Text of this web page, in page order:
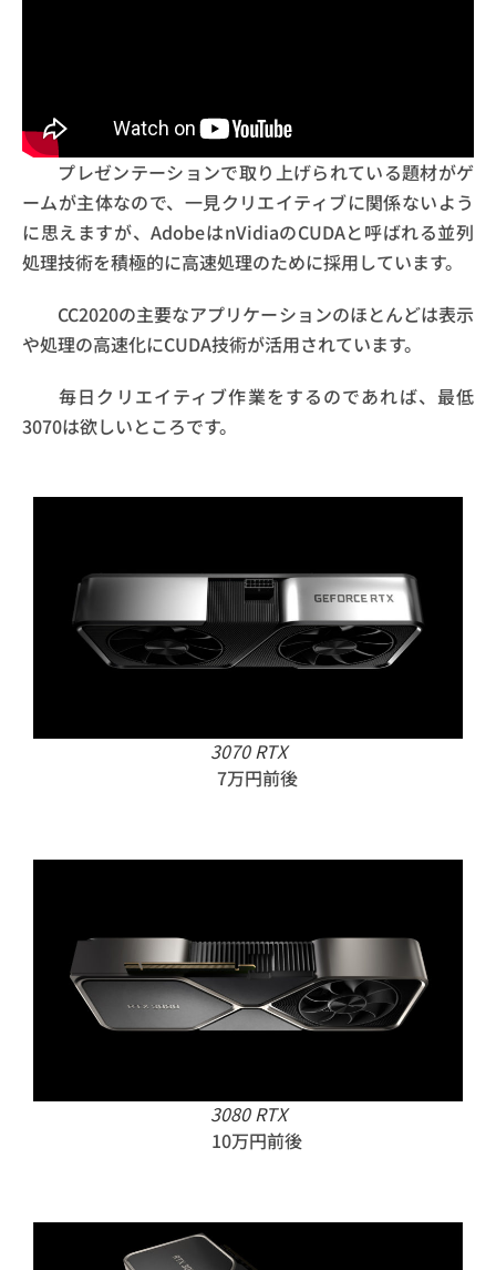
プレゼンテーションで取り上げられている題材がゲ
ームが主体なので、一見クリエイティブに関係ないよう
に思えますが、AdobeはnVidiaのCUDAと呼ばれる並列
処理技術を積極的に高速処理のために採用しています。
CC2020の主要なアプリケーションのほとんどは表示
や処理の高速化にCUDA技術が活用されています。
毎日クリエイティブ作業をするのであれば、最低
3070は欲しいところです。
3070 RTX
7万円前後
3080 RTX
10万円前後